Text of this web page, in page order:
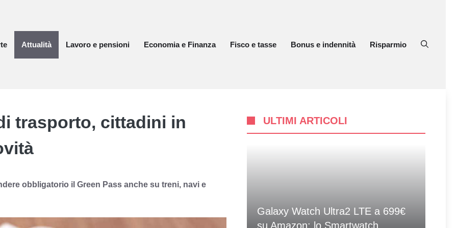
Attualità Lavoro e pensioni Economia e Finanza Fisco e tasse Bonus e indennità Risparmio
trasporto, cittadini in
obbligatorio il Green Pass anche su treni, navi e
ULTIMI ARTICOLI
Galaxy Watch Ultra2 LTE a 699€
su Amazon: lo Smartwatch